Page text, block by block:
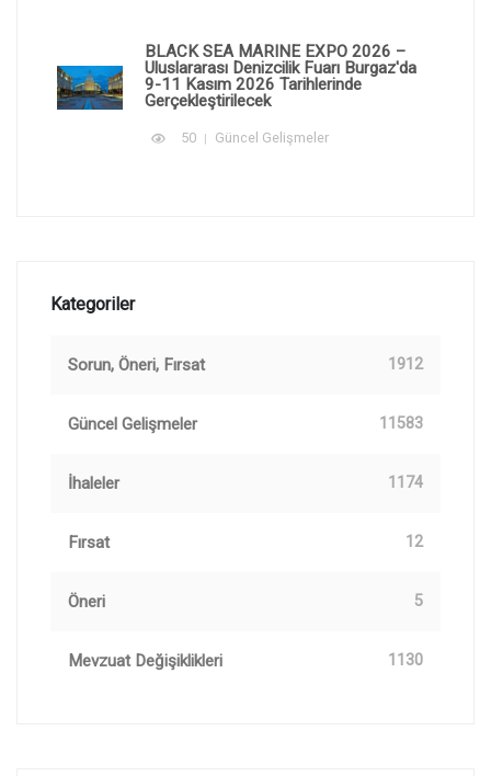
BLACK SEA MARINE EXPO 2026 –
Uluslararası Denizcilik Fuarı Burgaz'da
9-11 Kasım 2026 Tarihlerinde
Gerçekleştirilecek
50 Güncel Gelişmeler
Kategoriler
Sorun, Öneri, Fırsat 1912
Güncel Gelişmeler 11583
İhaleler 1174
Fırsat 12
Öneri 5
Mevzuat Değişiklikleri 1130